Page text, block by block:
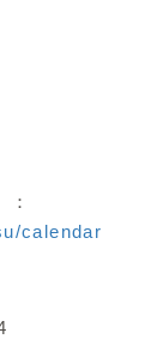
calendar